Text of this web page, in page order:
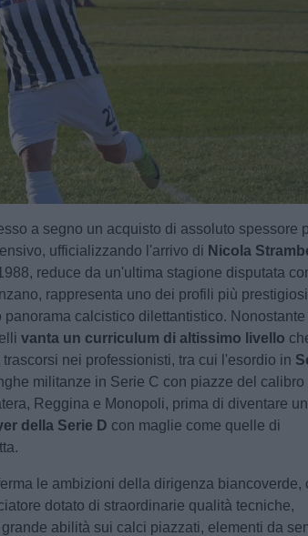
a segno un acquisto di assoluto spessore
ufficializzando l'arrivo di Nicola
reduce da un'ultima stagione disputata
rappresenta uno dei profili più
calcistico dilettantistico. Nonostante
vanta un curriculum di altissimo livello
nei professionisti, tra cui l'esordio in
militanze in Serie C con piazze del calibro
Reggina e Monopoli, prima di diventare un
della Serie D con maglie come quelle di
le ambizioni della dirigenza biancoverde,
dotato di straordinarie qualità tecniche,
abilità sui calci piazzati, elementi da